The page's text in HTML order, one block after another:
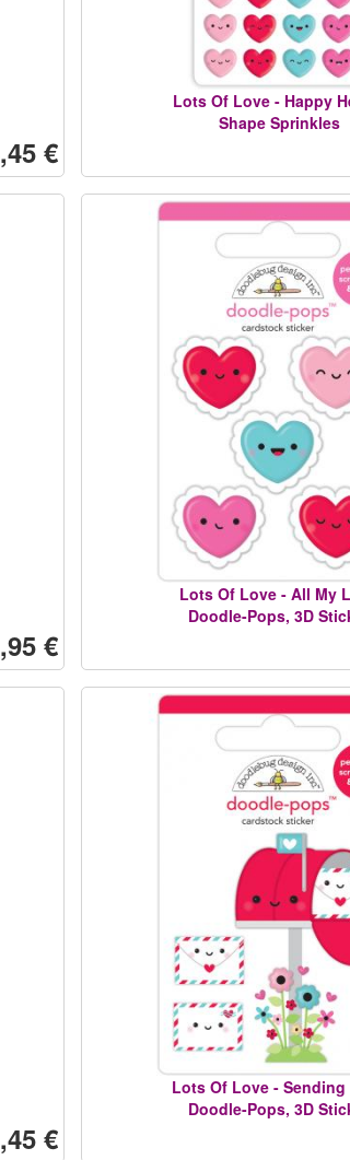
€
Lots Of Love - Happy
Shape Sprinkles
€
Lots Of Love - All My
Doodle-Pops, 3D
€
Lots Of Love - Sending
Doodle-Pops, 3D